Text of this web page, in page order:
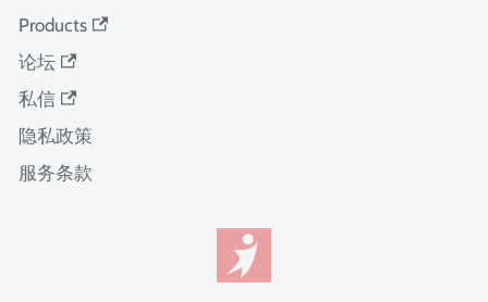
Products
论坛
私信
隐私政策
服务条款